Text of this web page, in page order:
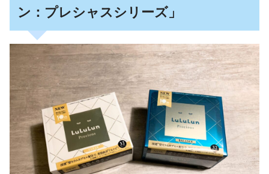
ン：プレシャスシリーズ」